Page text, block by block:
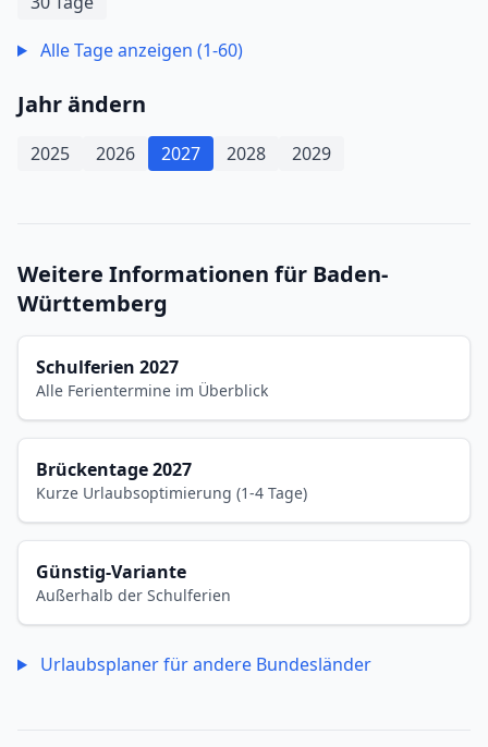
Alle Tage anzeigen (1-60)
Jahr ändern
2025 2026 2027 2028 2029
Weitere Informationen für Baden-
Württemberg
Schulferien 2027
Alle Ferientermine im Überblick
Brückentage 2027
Kurze Urlaubsoptimierung (1-4 Tage)
Günstig-Variante
Außerhalb der Schulferien
Urlaubsplaner für andere Bundesländer